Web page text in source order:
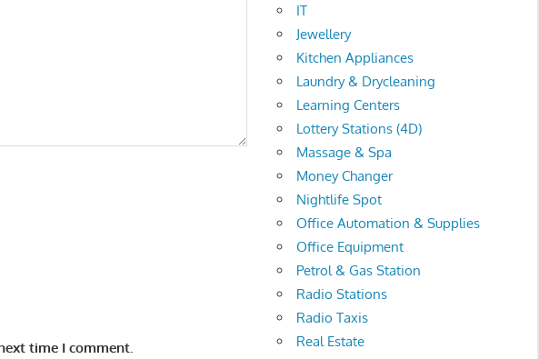
time I comment.
IT
Jewellery
Kitchen Appliances
Laundry & Drycleaning
Learning Centers
Lottery Stations (4D)
Massage & Spa
Money Changer
Nightlife Spot
Office Automation & Supplies
Office Equipment
Petrol & Gas Station
Radio Stations
Radio Taxis
Real Estate